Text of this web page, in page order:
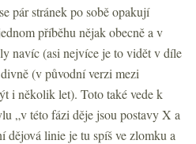
pár stránek po sobě opakují
příběhu nějak obecně a v
navíc (asi nejvíce je to vidět v díle
(v původní verzi mezi
i několik let). Toto také vede k
„v této fázi děje jsou postavy X a
dějová linie je tu spíš ve zlomku a